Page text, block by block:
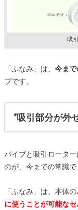
吸
「ふなみ」は、 今ま
ブです。
”吸引部分が外
バイブと吸引ローター
のが、今までの常識で
「ふなみ」は、本体
に使うことが可能な